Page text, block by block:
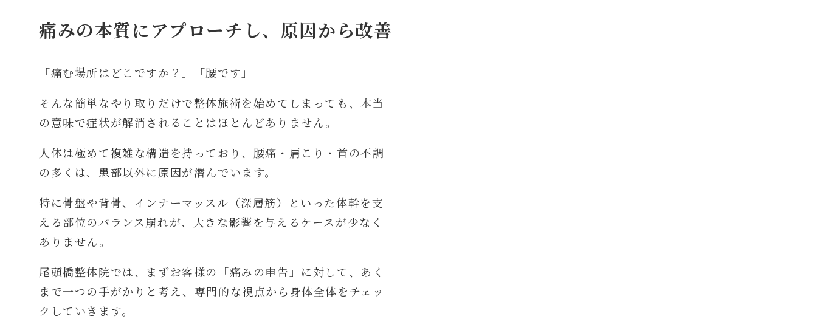
痛みの本質にアプローチし、 原因から改善
「痛む場所はどこですか？」「腰です」
そんな簡単なやり取りだけで整体施術を始めてしまっても、本当
の意味で症状が解消されることはほとんどありません。
人体は極めて複雑な構造を持っており、腰痛・肩こり・首の不調
の多くは、患部以外に原因が潜んでいます。
特に骨盤や背骨、インナーマッスル（深層筋）といった体幹を支
える部位のバランス崩れが、大きな影響を与えるケースが少なく
ありません。
尾頭橋整体院では、まずお客様の「痛みの申告」に対して、あく
まで一つの手がかりと考え、専門的な視点から身体全体をチェッ
クしていきます。